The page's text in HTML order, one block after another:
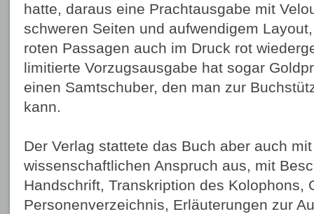
hatte, daraus eine Prachtausgabe mit
schweren Seiten und aufwendigem
roten Passagen auch im Druck rot
limitierte Vorzugsausgabe hat sogar
einen Samtschuber, den man zur
kann.
Der Verlag stattete das Buch aber auch
wissenschaftlichen Anspruch aus, mit
Handschrift, Transkription des Kolophons,
Personenverzeichnis, Erläuterungen zur